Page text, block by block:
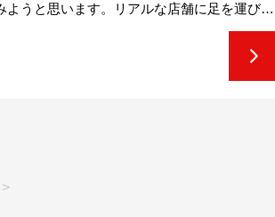
ようと思います。リアルな店舗に足を運びな
インの体験に落とす、限られたリソースで結
に、とことん絞ることがポイントでした。